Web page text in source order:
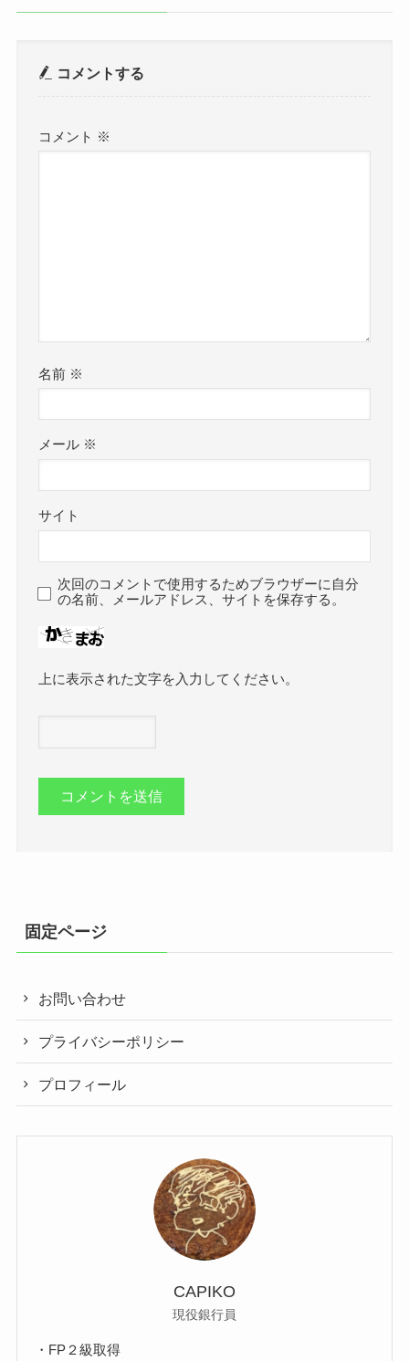
コメントする
コメント ※
名前 ※
メール ※
サイト
次回のコメントで使用するためブラウザーに自分
の名前、メールアドレス、サイトを保存する。
上に表示された文字を入力してください。
固定ページ
お問い合わせ
プライバシーポリシー
プロフィール
CAPIKO
現役銀行員
・FP２級取得